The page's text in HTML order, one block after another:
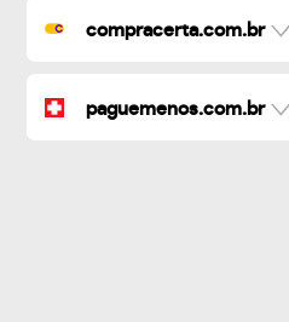
compracerta.com.br
paguemenos.com.br